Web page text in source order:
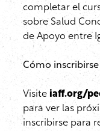
completar el
sobre Salud
de Apoyo entre
Cómo inscribirse
Visite iaff.org/
para ver las
inscribirse para